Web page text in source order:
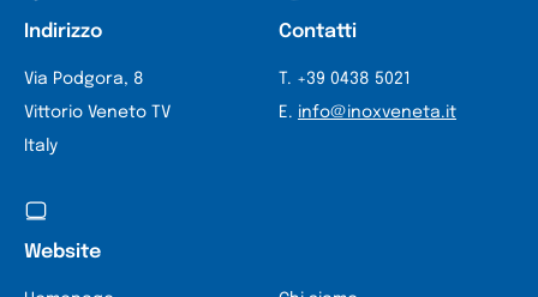
Indirizzo
Via Podgora, 8
Vittorio Veneto TV
Italy
Contatti
T. +39 0438 5021
E. info@inoxveneta.it
Website